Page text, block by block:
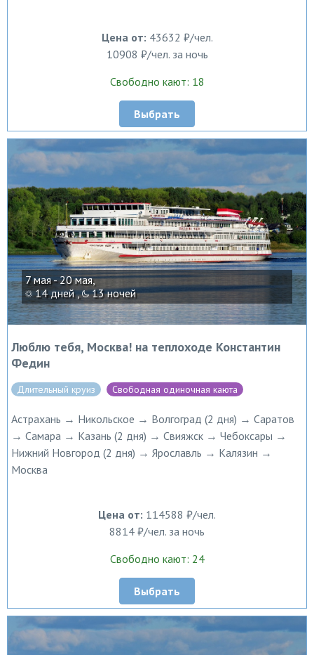
Цена от: 43632 ₽/чел.
10908 ₽/чел. за ночь
Свободно кают: 18
Выбрать
7 мая - 20 мая,
14 дней , 13 ночей
Люблю тебя, Москва! на теплоходе Константин
Федин
Длительный круиз Свободная одиночная каюта
Астрахань → Никольское → Волгоград (2 дня) → Саратов
→ Самара → Казань (2 дня) → Свияжск → Чебоксары →
Нижний Новгород (2 дня) → Ярославль → Калязин →
Москва
Цена от: 114588 ₽/чел.
8814 ₽/чел. за ночь
Свободно кают: 24
Выбрать